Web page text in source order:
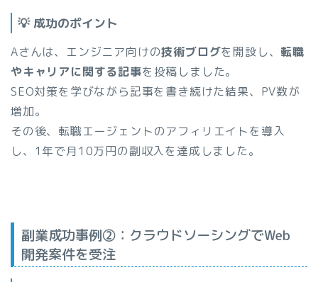
💡 成功のポイント
Aさんは、エンジニア向けの技術ブログを開設し、 転職
やキャリアに関する記事を投稿しました。
SEO対策を学びながら記事を書き続けた結果、PV数が
増加。
その後、転職エージェントのアフィリエイトを導入
し、1年で月10万円の副収入を達成しました。
副業成功事例②：クラウドソーシングでWeb
開発案件を受注